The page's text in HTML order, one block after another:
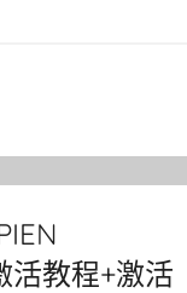
活教程+激活